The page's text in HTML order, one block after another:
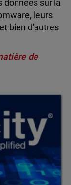
données sur la
leurs
bien d'autres
de